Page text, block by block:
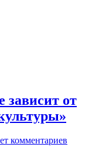
зависит от
комментариев